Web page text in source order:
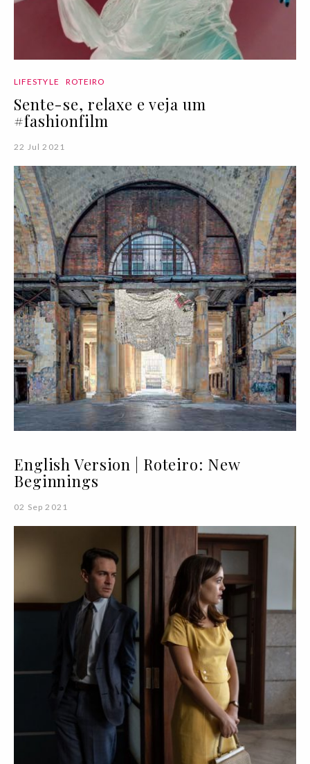
LIFESTYLE ROTEIRO
Sente-se, relaxe e veja um
#fashionfilm
22 Jul 2021
English Version | Roteiro: New
Beginnings
02 Sep 2021